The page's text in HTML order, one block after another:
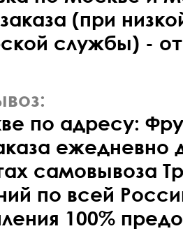
(при
службы) -
по адресу:
ежедневно
самовывоза
по всей
100%